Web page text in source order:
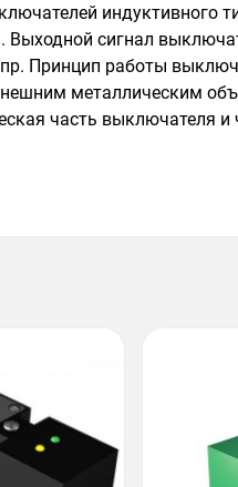
индуктивного
сигнал
Принцип работы
металлическим
часть выключателя